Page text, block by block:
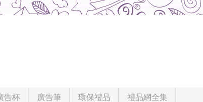
告杯 廣告筆 環保禮品 禮品網全集